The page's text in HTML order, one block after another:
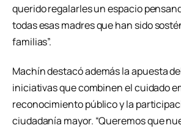
querido regalarles un espacio
todas esas madres que han sido
familias”.
Machín destacó además la apuesta
iniciativas que combinen el cuidado
reconocimiento público y la
ciudadanía mayor. “Queremos que